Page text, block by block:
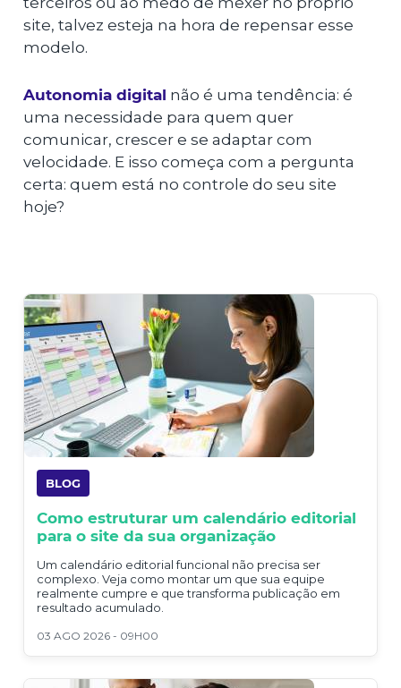
site, talvez esteja na hora de repensar esse
modelo.
Autonomia digital não é uma tendência: é
uma necessidade para quem quer
comunicar, crescer e se adaptar com
velocidade. E isso começa com a pergunta
certa: quem está no controle do seu site
hoje?
BLOG
Como estruturar um calendário editorial
para o site da sua organização
Um calendário editorial funcional não precisa ser
complexo. Veja como montar um que sua equipe
realmente cumpre e que transforma publicação em
resultado acumulado.
03 AGO 2026 - 09H00